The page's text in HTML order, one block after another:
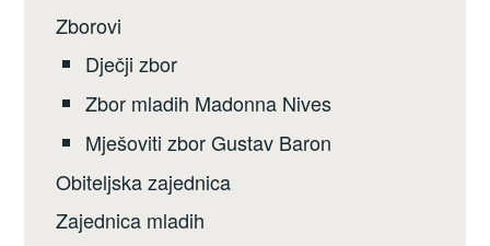
Zborovi
Dječji zbor
Zbor mladih Madonna Nives
Mješoviti zbor Gustav Baron
Obiteljska zajednica
Zajednica mladih